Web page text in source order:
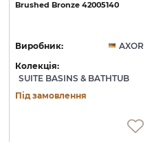
Brushed Bronze 42005140
Виробник:
AXOR
Колекція:
SUITE BASINS & BATHTUB
Під замовлення